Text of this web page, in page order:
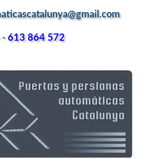
613 864 572